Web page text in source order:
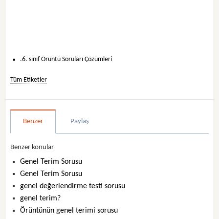
.6. sınıf Örüntü Soruları Çözümleri
Tüm Etiketler
Benzer Paylaş
Benzer konular
Genel Terim Sorusu
Genel Terim Sorusu
genel değerlendirme testi sorusu
genel terim?
Örüntünün genel terimi sorusu